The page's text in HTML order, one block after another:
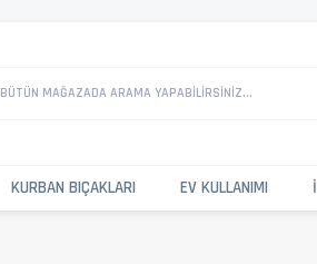
BÜTÜN MAĞAZADA ARAMA YAPABILIRSINIZ...
KURBAN BIÇAKLARI EV KULLANIMI